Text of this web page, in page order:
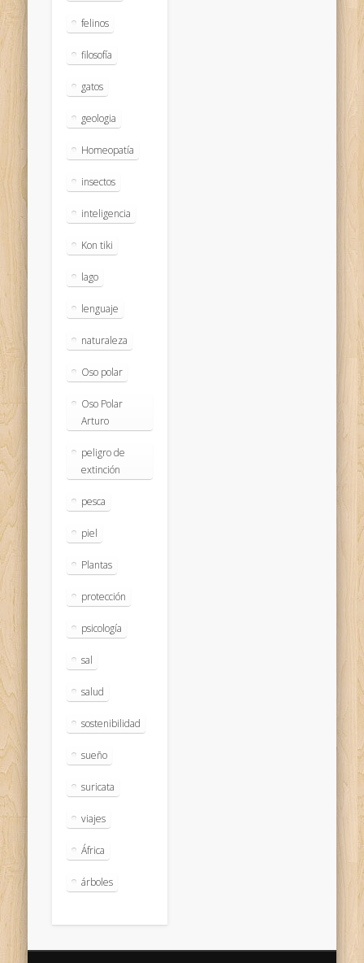
felinos
filosofía
gatos
geologia
Homeopatía
insectos
inteligencia
Kon tiki
lago
lenguaje
naturaleza
Oso polar
Oso Polar
Arturo
peligro de
extinción
pesca
piel
Plantas
protección
psicología
sal
salud
sostenibilidad
sueño
suricata
viajes
África
árboles